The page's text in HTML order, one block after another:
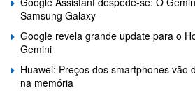
Samsung Galaxy
Google revela grande update para o
Gemini
Huawei: Preços dos smartphones vão
na memória